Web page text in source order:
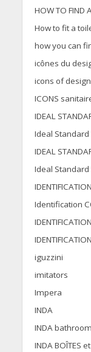
HOW TO FIND
How to fit a
how you can
icônes du
icons of design
ICONS
IDEAL
Ideal
IDEAL
Ideal Standard
Identification
iguzzini
imitators
Impera
INDA
INDA
INDA BOÎTES